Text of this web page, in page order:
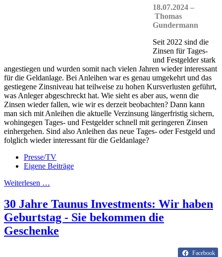
18.07.2024 –
Thomas
Gundermann
Seit 2022 sind die
Zinsen für Tages-
und Festgelder stark
angestiegen und wurden somit nach vielen Jahren wieder interessant
für die Geldanlage. Bei Anleihen war es genau umgekehrt und das
gestiegene Zinsniveau hat teilweise zu hohen Kursverlusten geführt,
was Anleger abgeschreckt hat. Wie sieht es aber aus, wenn die
Zinsen wieder fallen, wie wir es derzeit beobachten? Dann kann
man sich mit Anleihen die aktuelle Verzinsung längerfristig sichern,
wohingegen Tages- und Festgelder schnell mit geringeren Zinsen
einhergehen. Sind also Anleihen das neue Tages- oder Festgeld und
folglich wieder interessant für die Geldanlage?
Presse/TV
Eigene Beiträge
Weiterlesen …
30 Jahre Taunus Investments: Wir haben
Geburtstag - Sie bekommen die
Geschenke
Facebook